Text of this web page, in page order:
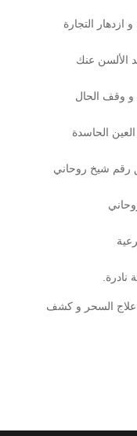
ازدهار التجارة
الألسن عنك
و وقف الحال
الحاسدة
رقم شيخ روحاني
علاج السحر و كشف